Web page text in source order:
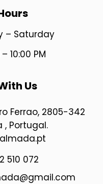
– Saturday
10:00 PM
Us
Ferrao, 2805-342
, Portugal.
510 072